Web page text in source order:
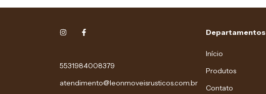
5531984008379
atendimento@leonmoveisrusticos.com.br
Departamentos
Início
Produtos
Contato